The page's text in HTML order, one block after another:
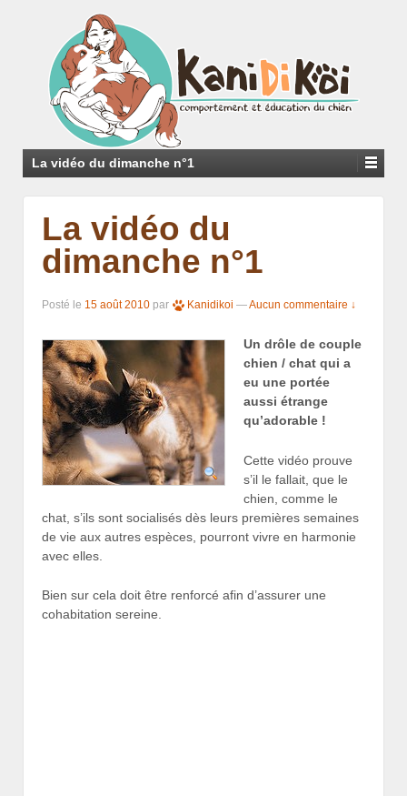
La vidéo du dimanche n°1
La vidéo du
dimanche n°1
Posté le 15 août 2010 par Kanidikoi —Aucun commentaire ↓
Un drôle de couple
chien / chat qui a
eu une portée
aussi étrange
qu’adorable !
Cette vidéo prouve
s’il le fallait, que le
chien, comme le
chat, s’ils sont socialisés dès leurs premières semaines
de vie aux autres espèces, pourront vivre en harmonie
avec elles.
Bien sur cela doit être renforcé afin d’assurer une
cohabitation sereine.